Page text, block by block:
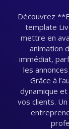
Découvrez
template
mettre en
animation
immédiat,
les
Grâce à
dynamique
vos clients.